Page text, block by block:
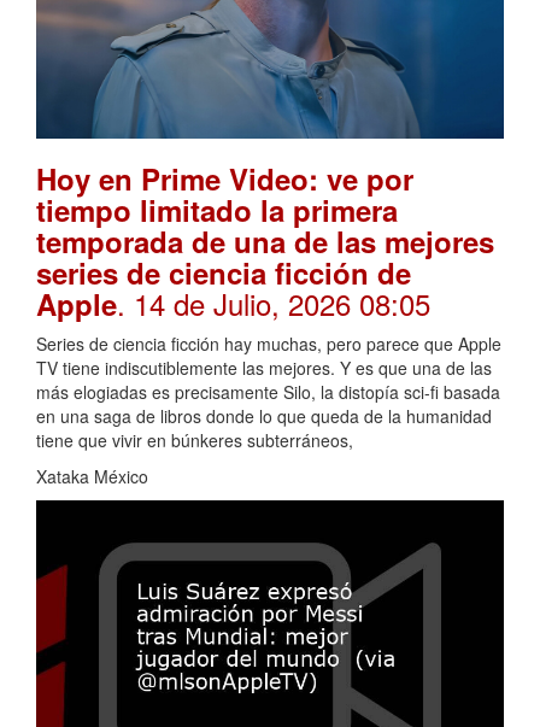
Hoy en Prime Video: ve por
tiempo limitado la primera
temporada de una de las mejores
series de ciencia ficción de
Apple. 14 de Julio, 2026 08:05
Series de ciencia ficción hay muchas, pero parece que Apple
TV tiene indiscutiblemente las mejores. Y es que una de las
más elogiadas es precisamente Silo, la distopía sci-fi basada
en una saga de libros donde lo que queda de la humanidad
tiene que vivir en búnkeres subterráneos,
Xataka México